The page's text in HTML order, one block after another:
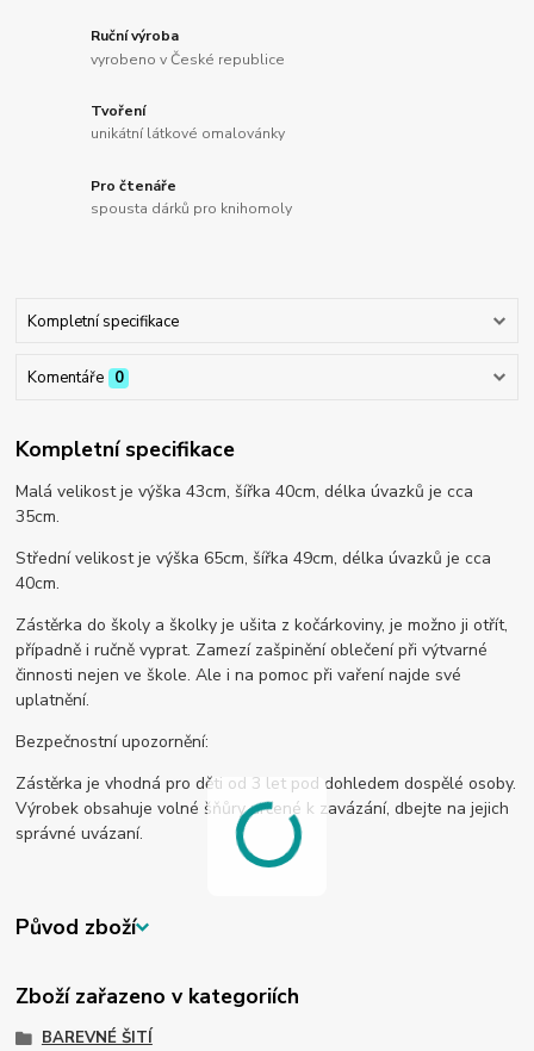
Ruční výroba
vyrobeno v České republice
Tvoření
unikátní látkové omalovánky
Pro čtenáře
spousta dárků pro knihomoly
Kompletní specifikace
Komentáře 0
Kompletní specifikace
Malá velikost je výška 43cm, šířka 40cm, délka úvazků je cca
35cm.
Střední velikost je výška 65cm, šířka 49cm, délka úvazků je cca
40cm.
Zástěrka do školy a školky je ušita z kočárkoviny, je možno ji otřít,
případně i ručně vyprat. Zamezí zašpinění oblečení při výtvarné
činnosti nejen ve škole. Ale i na pomoc při vaření najde své
uplatnění.
Bezpečnostní upozornění:
Zástěrka je vhodná pro děti od 3 let pod dohledem dospělé osoby.
Výrobek obsahuje volné šňůry určené k zavázání, dbejte na jejich
správné uvázaní.
Původ zboží
Zboží zařazeno v kategoriích
BAREVNÉ ŠITÍ